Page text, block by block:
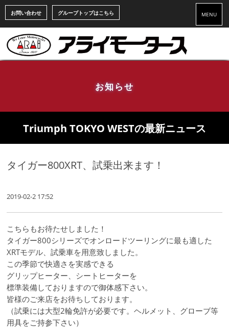
お問い合わせ グループトップはこちら MENU
お知らせ
Triumph TOKYO WESTの最新ニュース
タイガー800XRT、試乗出来ます！
2019-02-2 17:52
こちらもお待たせしました！
タイガー800シリーズでオンロードツーリングに最も適した
XRTモデル、試乗車を用意致しました。
この季節で快適さを実感できる
グリップヒーター、シートヒーターを
標準装備しておりますので御体感下さい。
皆様のご来店をお待ちしております。
（試乗には大型2輪免許が必要です。ヘルメット、グローブ等
用具をご持参下さい）